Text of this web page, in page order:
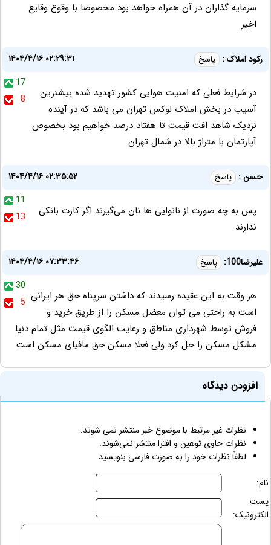
سرمایه گذاران در آن همراه خواهد بود مخصوصا با وقوع وقایع
اخیر
رکود املاک : پاسخ
۱۴۰۴/۴/۱۶ ۰۲:۲۹:۳۱
17
8
در شرایط فعلی که امنیت هوایی کشور تهدید شده بیشترین
آسیب در بخش املاک لوکس تهران می باشد که در آینده
نزدیک شاهد افت قیمت تا هفتاد درصد خواهیم بود بخصوص
آپارتمان با متراژ بالا در شمال تهران
حسن : پاسخ
۱۴۰۴/۴/۱۶ ۰۲:۳۵:۵۲
11
13
پس به چه صورت از نانوایی ها نان می‌گیرند اگر کارت بانکی
ندارند
علیرضا100: پاسخ
۱۴۰۴/۴/۱۶ ۰۷:۳۳:۴۶
30
5 هر وقت به این عقیده رسیدند که داشتن سرپناه حق هر ایرانی
است به راحتی می توان معضل مسکن را از طریق خرید و
فروش توسط شهرداری مناطق و رعایت الگوی قیمت مثل تمام دنیا
مشکل مسکن را حل کرد.ولی فعلا مسکن حق مافیای مسکن است
افزودن دیدگاه
نظرات غیر مرتبط با موضوع خبر منتشر نمی شوند.
نظرات حاوی توهین و افترا منتشر نمی‌شوند.
لطفاً نظرات خود را به صورت فارسی بنویسید.
نام:
پست
الکترونیک: